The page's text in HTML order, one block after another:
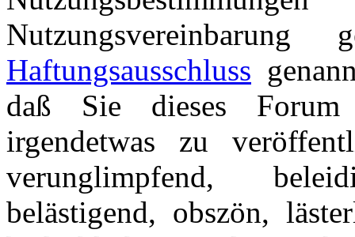
Haftungsausschluss
daß Sie dieses
irgendetwas zu
verunglimpfend,
belästigend, obszön,